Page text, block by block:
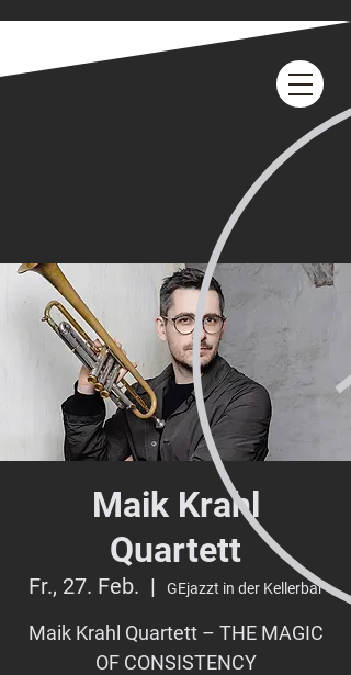
Maik Krahl
Quartett
Fr., 27. Feb.
  |
GEjazzt in der Kellerbar
Maik Krahl Quartett – THE MAGIC
OF CONSISTENCY